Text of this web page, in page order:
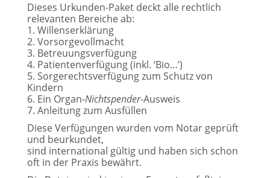
Dieses Urkunden-Paket deckt alle rechtlich
relevanten Bereiche ab:
1. Willenserklärung
2. Vorsorgevollmacht
3. Betreuungsverfügung
4. Patientenverfügung (inkl. ‘Bio…’)
5. Sorgerechtsverfügung zum Schutz von
Kindern
6. Ein Organ-Nichtspender-Ausweis
7. Anleitung zum Ausfüllen
Diese Verfügungen wurden vom Notar geprüft
und beurkundet,
sind international gültig und haben sich schon
oft in der Praxis bewährt.